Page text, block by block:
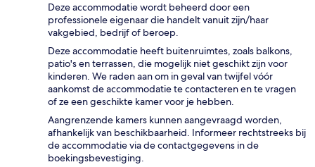
Deze accommodatie wordt beheerd door een
professionele eigenaar die handelt vanuit zijn/haar
vakgebied, bedrijf of beroep.
Deze accommodatie heeft buitenruimtes, zoals balkons,
patio's en terrassen, die mogelijk niet geschikt zijn voor
kinderen. We raden aan om in geval van twijfel vóór
aankomst de accommodatie te contacteren en te vragen
of ze een geschikte kamer voor je hebben.
Aangrenzende kamers kunnen aangevraagd worden,
afhankelijk van beschikbaarheid. Informeer rechtstreeks bij
de accommodatie via de contactgegevens in de
boekingsbevestiging.